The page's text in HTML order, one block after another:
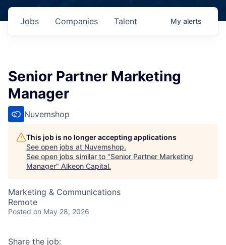
Jobs Companies Talent My alerts
Senior Partner Marketing
Manager
Nuvemshop
This job is no longer accepting applications
See open jobs at Nuvemshop.
See open jobs similar to "Senior Partner Marketing
Manager" Alkeon Capital.
Marketing & Communications
Remote
Posted on May 28, 2026
Share the job: